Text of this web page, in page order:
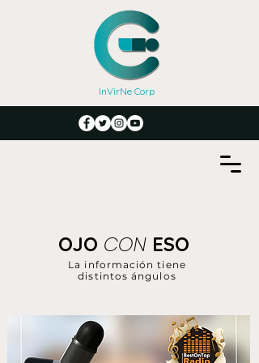
InVirNe Corp
La información tiene
distintos ángulos
OJO CON ESO